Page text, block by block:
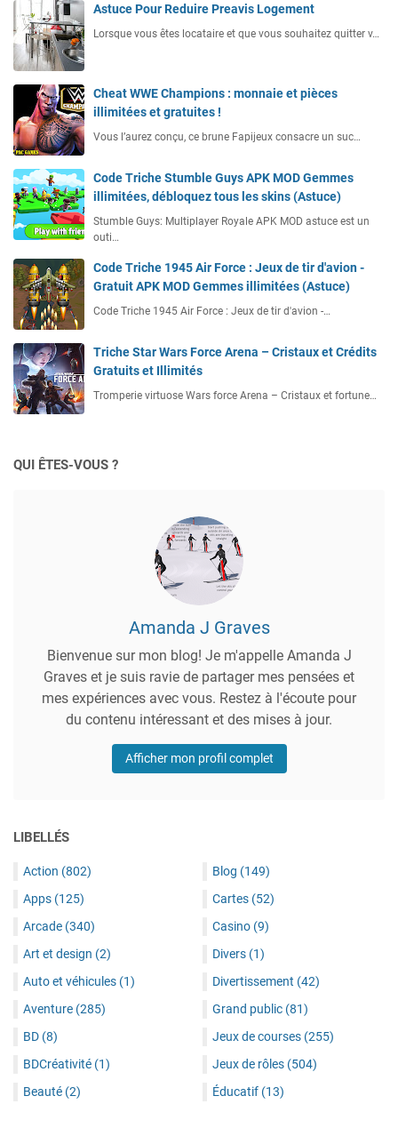
Astuce Pour Reduire Preavis Logement
Lorsque vous êtes locataire et que vous souhaitez quitter v…
Cheat WWE Champions : monnaie et pièces
illimitées et gratuites !
Vous l’aurez conçu, ce brune Fapijeux consacre un suc…
Code Triche Stumble Guys APK MOD Gemmes
illimitées, débloquez tous les skins (Astuce)
Stumble Guys: Multiplayer Royale APK MOD astuce est un
outi…
Code Triche 1945 Air Force : Jeux de tir d'avion -
Gratuit APK MOD Gemmes illimitées (Astuce)
Code Triche 1945 Air Force : Jeux de tir d'avion -…
Triche Star Wars Force Arena – Cristaux et Crédits
Gratuits et Illimités
Tromperie virtuose Wars force Arena – Cristaux et fortune…
QUI ÊTES-VOUS ?
Amanda J Graves
Bienvenue sur mon blog! Je m'appelle Amanda J
Graves et je suis ravie de partager mes pensées et
mes expériences avec vous. Restez à l'écoute pour
du contenu intéressant et des mises à jour.
Afficher mon profil complet
LIBELLÉS
Action (802)
Apps (125)
Arcade (340)
Art et design (2)
Auto et véhicules (1)
Aventure (285)
BD (8)
BDCréativité (1)
Beauté (2)
Blog (149)
Cartes (52)
Casino (9)
Divers (1)
Divertissement (42)
Grand public (81)
Jeux de courses (255)
Jeux de rôles (504)
Éducatif (13)